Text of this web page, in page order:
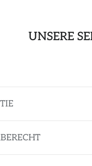
UNSERE